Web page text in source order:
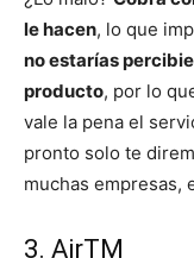
le hacen, lo que
no estarías
producto, por lo
vale la pena el
pronto solo te
muchas empresas,
3. AirTM